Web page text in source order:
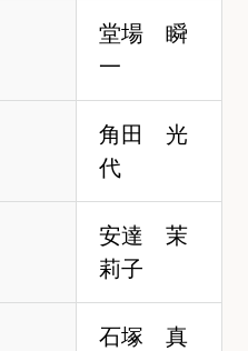
堂場 瞬
一
角田 光
代
安達 茉
莉子
石塚 真